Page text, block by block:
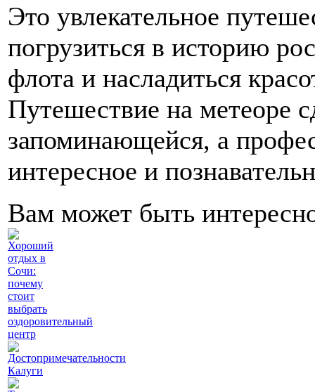
Это увлекательное
погрузиться в историю
флота и насладиться
Путешествие на метеоре
запоминающейся, а
интересное и
Вам может быть
Хороший
отдых в
Сочи:
почему
стоит
выбрать
оздоровительный
центр
Достопримечательности
Калуги